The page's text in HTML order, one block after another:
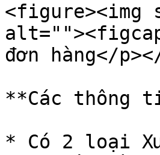
<figure><img
đơn hàng</
**Các thông
* Có 2 loại